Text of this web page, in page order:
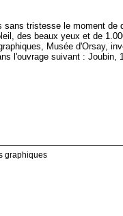
tristesse le moment de
des beaux yeux et de
Musée d'Orsay,
l'ouvrage suivant : Joubin,
graphiques